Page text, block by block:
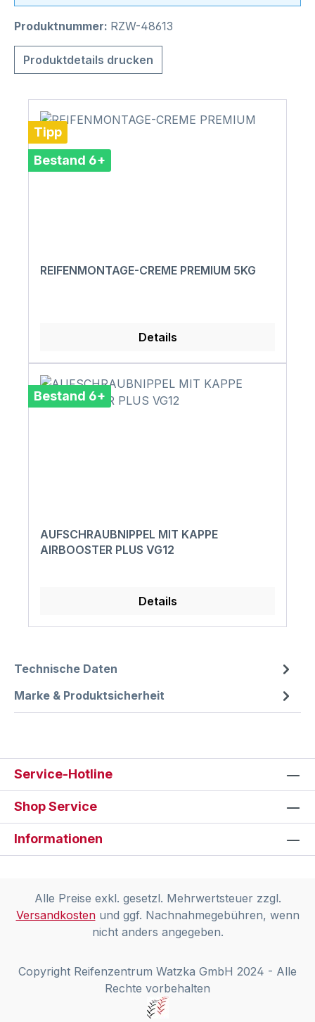
Produktnummer: RZW-48613
Produktdetails drucken
Tipp
Bestand 6+
REIFENMONTAGE-CREME PREMIUM 5KG
Details
Bestand 6+
AUFSCHRAUBNIPPEL MIT KAPPE
AIRBOOSTER PLUS VG12
Details
Technische Daten
Marke & Produktsicherheit
Service-Hotline
Shop Service
Informationen
Alle Preise exkl. gesetzl. Mehrwertsteuer zzgl.
Versandkostenund ggf. Nachnahmegebühren, wenn
nicht anders angegeben.
Copyright Reifenzentrum Watzka GmbH 2024 - Alle
Rechte vorbehalten